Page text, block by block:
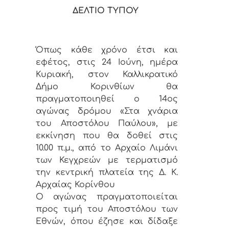
ΔΕΛΤΙΟ ΤΥΠΟΥ
Όπως κάθε χρόνο έτσι και
εφέτος, στις 24 Ιούνη, ημέρα
Κυριακή, στον Καλλικρατικό
Δήμο Κορινθίων θα
πραγματοποιηθεί ο 14ος
αγώνας δρόμου «Στα χνάρια
του Αποστόλου Παύλου», με
εκκίνηση που θα δοθεί στις
10.00 π.μ., από το Αρχαίο Λιμάνι
των Κεγχρεών με τερματισμό
την κεντρική πλατεία της Δ. Κ.
Αρχαίας Κορίνθου
Ο αγώνας πραγματοποιείται
προς τιμή του Αποστόλου των
Εθνών, όπου έζησε και δίδαξε